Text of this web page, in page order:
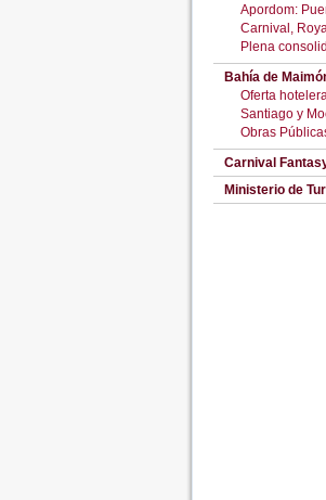
Apordom:
Carnival,
Plena
Bahía de
Oferta
Santiago y
Obras
Carnival
Ministerio de